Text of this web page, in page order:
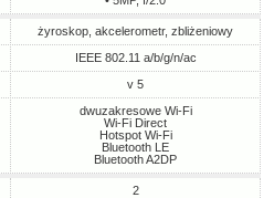
żyroskop, akcelerometr, zbliżeniowy
IEEE 802.11 a/b/g/n/ac
v 5
dwuzakresowe Wi-Fi
Wi-Fi Direct
Hotspot Wi-Fi
Bluetooth LE
Bluetooth A2DP
2